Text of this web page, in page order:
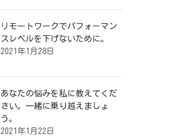
リモートワークでパフォーマン
スレベルを下げないために。
2021年1月28日
あなたの悩みを私に教えてくだ
さい。一緒に乗り越えましょ
う。
2021年1月22日